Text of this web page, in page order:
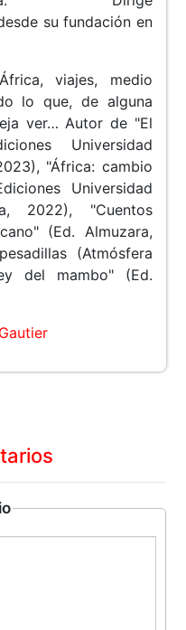
su fundación en
viajes, medio
lo que, de alguna
ver… Autor de "El
Universidad
"África: cambio
Universidad
2022), "Cuentos
(Ed. Almuzara,
(Atmósfera
del mambo" (Ed.